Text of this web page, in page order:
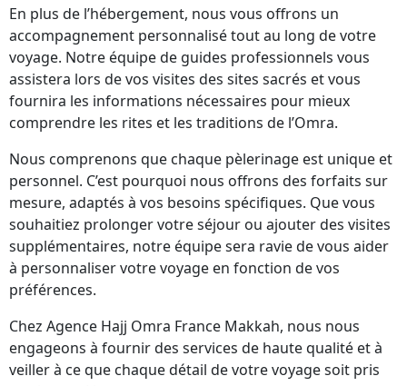
En plus de l’hébergement, nous vous offrons un
accompagnement personnalisé tout au long de votre
voyage. Notre équipe de guides professionnels vous
assistera lors de vos visites des sites sacrés et vous
fournira les informations nécessaires pour mieux
comprendre les rites et les traditions de l’Omra.
Nous comprenons que chaque pèlerinage est unique et
personnel. C’est pourquoi nous offrons des forfaits sur
mesure, adaptés à vos besoins spécifiques. Que vous
souhaitiez prolonger votre séjour ou ajouter des visites
supplémentaires, notre équipe sera ravie de vous aider
à personnaliser votre voyage en fonction de vos
préférences.
Chez Agence Hajj Omra France Makkah, nous nous
engageons à fournir des services de haute qualité et à
veiller à ce que chaque détail de votre voyage soit pris